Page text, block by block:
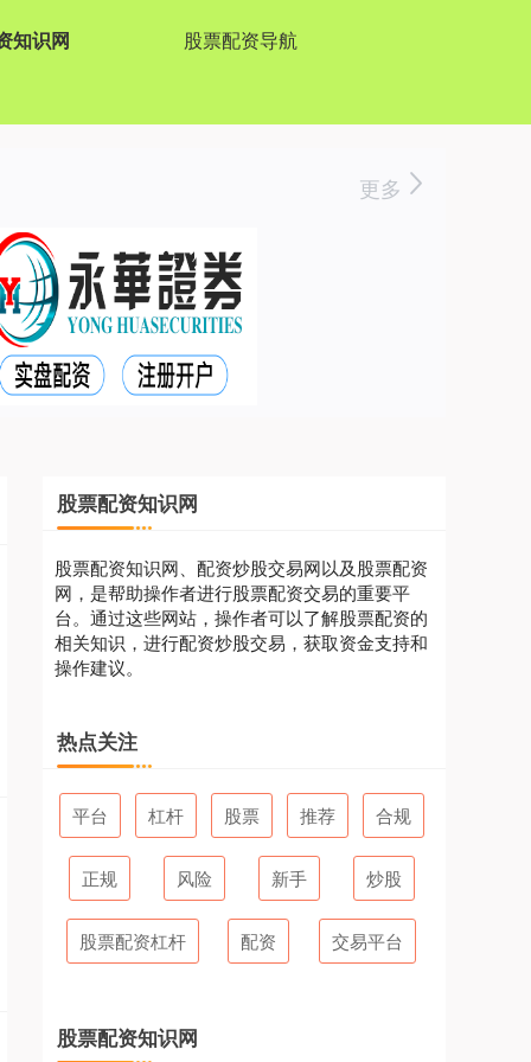
知识网 股票配资导航
更多
股票配资知识网
股票配资知识网、配资炒股交易网以及股票配资
网，是帮助操作者进行股票配资交易的重要平
台。通过这些网站，操作者可以了解股票配资的
相关知识，进行配资炒股交易，获取资金支持和
操作建议。
热点关注
平台 杠杆 股票 推荐 合规
正规 风险 新手 炒股
股票配资杠杆 配资 交易平台
股票配资知识网